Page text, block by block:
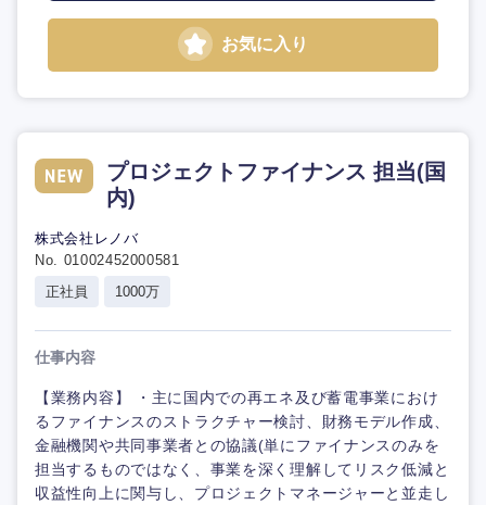
お気に入り
プロジェクトファイナンス 担当(国
内)
株式会社レノバ
No. 01002452000581
正社員
1000万
仕事内容
【業務内容】 ・主に国内での再エネ及び蓄電事業におけ
るファイナンスのストラクチャー検討、財務モデル作成、
金融機関や共同事業者との協議(単にファイナンスのみを
担当するものではなく、事業を深く理解してリスク低減と
収益性向上に関与し、プロジェクトマネージャーと並走し